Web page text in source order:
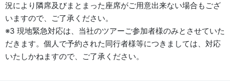
況により隣席及びまとまった座席がご用意出来ない場合もござ
いますので、ご了承ください。
※3 現地緊急対応は、当社のツアーご参加者様のみとさせていた
だきます。個人で予約された同行者様等につきましては、対応
いたしかねますので、ご了承ください。